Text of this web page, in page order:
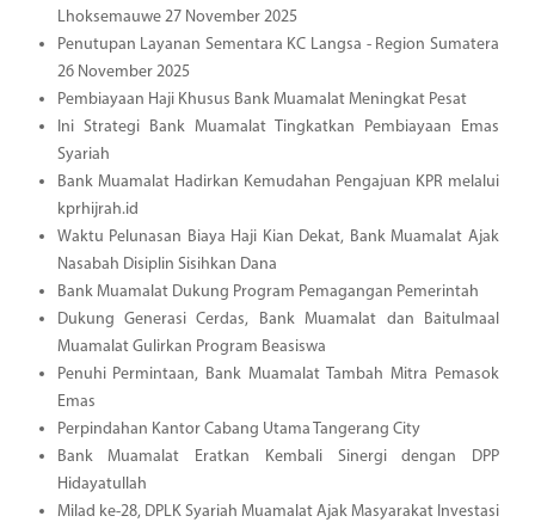
Lhoksemauwe 27 November 2025
Penutupan Layanan Sementara KC Langsa - Region Sumatera
26 November 2025
Pembiayaan Haji Khusus Bank Muamalat Meningkat Pesat
Ini Strategi Bank Muamalat Tingkatkan Pembiayaan Emas
Syariah
Bank Muamalat Hadirkan Kemudahan Pengajuan KPR melalui
kprhijrah.id
Waktu Pelunasan Biaya Haji Kian Dekat, Bank Muamalat Ajak
Nasabah Disiplin Sisihkan Dana
Bank Muamalat Dukung Program Pemagangan Pemerintah
Dukung Generasi Cerdas, Bank Muamalat dan Baitulmaal
Muamalat Gulirkan Program Beasiswa
Penuhi Permintaan, Bank Muamalat Tambah Mitra Pemasok
Emas
Perpindahan Kantor Cabang Utama Tangerang City
Bank Muamalat Eratkan Kembali Sinergi dengan DPP
Hidayatullah
Milad ke-28, DPLK Syariah Muamalat Ajak Masyarakat Investasi